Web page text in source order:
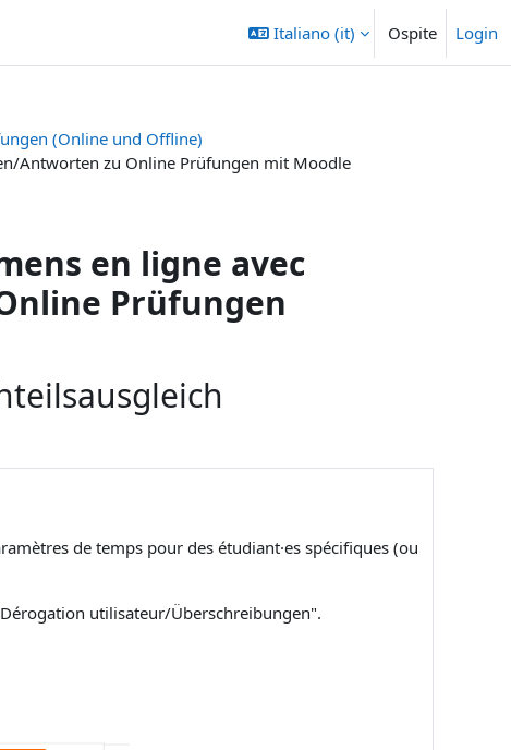
Italiano ‎(it)‎ Ospite Login
(Online und Offline)
Antworten zu Online Prüfungen mit Moodle
en ligne avec
Prüfungen
de temps pour des étudiant·es spécifiques (ou
utilisateur/Überschreibungen".